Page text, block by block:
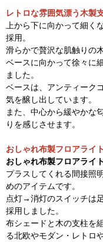
レトロな雰囲気漂う木製
上から下に向かって細く
採用。
滑らかで贅沢な肌触りの
ベースに向かって徐々に
ました。
ベースは、アンティーク
気を醸し出しています。
また、中心から緩やかな
りを感じさせます。
おしゃれ布製フロアライ
おしゃれ布製フロアライト
プラスしてくれる間接照
めのアイテムです。
点灯→消灯のスイッチは
採用しました。
布シェードと木の支柱を
る北欧やモダン・レトロ